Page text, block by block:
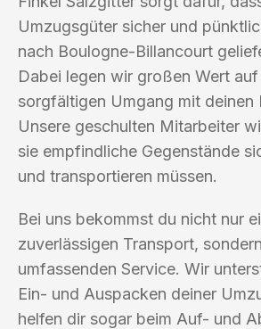
Umzugsgüter sicher und
nach Boulogne-Billancourt
Dabei legen wir großen Wert auf
sorgfältigen Umgang mit deinen
Unsere geschulten Mitarbeiter
sie empfindliche Gegenstände
und transportieren müssen.
Bei uns bekommst du nicht nur
zuverlässigen Transport,
umfassenden Service. Wir
Ein- und Auspacken deiner
helfen dir sogar beim Auf- und